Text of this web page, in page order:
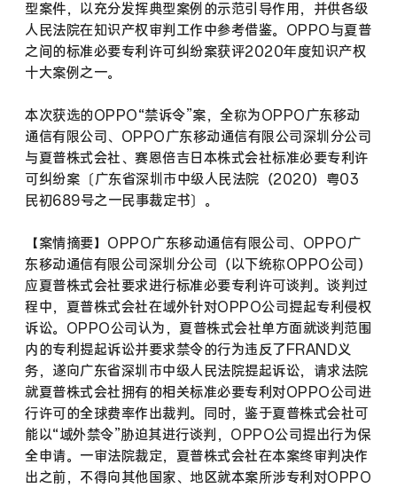
型案件，以充分发挥典型案例的示范引导作用，并供各级
人民法院在知识产权审判工作中参考借鉴。OPPO与夏普
之间的标准必要专利许可纠纷案获评2020年度知识产权
十大案例之一。
本次获选的OPPO“禁诉令”案，全称为OPPO广东移动
通信有限公司、OPPO广东移动通信有限公司深圳分公司
与夏普株式会社、赛恩倍吉日本株式会社标准必要专利许
可纠纷案〔广东省深圳市中级人民法院（2020）粤03
民初689号之一民事裁定书〕。
【案情摘要】OPPO广东移动通信有限公司、OPPO广
东移动通信有限公司深圳分公司（以下统称OPPO公司）
应夏普株式会社要求进行标准必要专利许可谈判。谈判过
程中，夏普株式会社在域外针对OPPO公司提起专利侵权
诉讼。OPPO公司认为，夏普株式会社单方面就谈判范围
内的专利提起诉讼并要求禁令的行为违反了FRAND义
务，遂向广东省深圳市中级人民法院提起诉讼，请求法院
就夏普株式会社拥有的相关标准必要专利对OPPO公司进
行许可的全球费率作出裁判。同时，鉴于夏普株式会社可
能以“域外禁令”胁迫其进行谈判，OPPO公司提出行为保
全申请。一审法院裁定，夏普株式会社在本案终审判决作
出之前，不得向其他国家、地区就本案所涉专利对OPPO